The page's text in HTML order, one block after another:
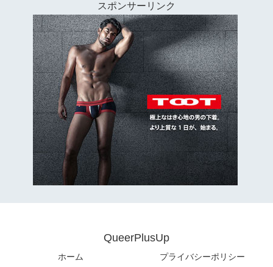
スポンサーリンク
QueerPlusUp
ホーム プライバシーポリシー